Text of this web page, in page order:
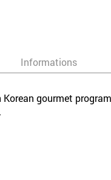
Informations
gourmet